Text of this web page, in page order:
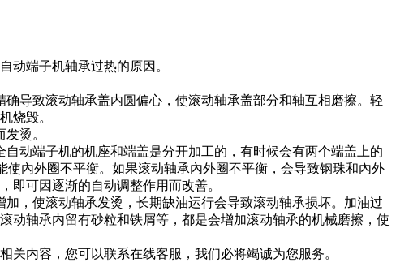
动端子机轴承过热的原因。
导致滚动轴承盖内圆偏心，使滚动轴承盖部分和轴互相磨擦。轻
烧毁。
烫。
动端子机的机座和端盖是分开加工的，有时候会有两个端盖上的
內外圈不平衡。如果滚动轴承內外圈不平衡，会导致钢珠和內外
即可因逐渐的自动调整作用而改善。
，使滚动轴承发烫，长期缺油运行会导致滚动轴承损坏。加油过
动轴承内留有砂粒和铁屑等，都是会增加滚动轴承的机械磨擦，使
内容，您可以联系在线客服，我们必将竭诚为您服务。